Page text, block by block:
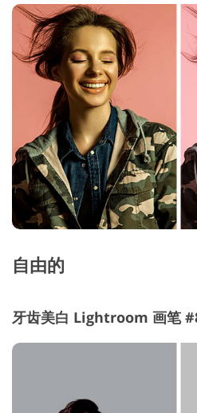
自由的
牙齿美白 Lightroom 画笔